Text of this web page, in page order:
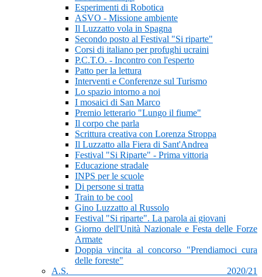
Esperimenti di Robotica
ASVO - Missione ambiente
Il Luzzatto vola in Spagna
Secondo posto al Festival "Si riparte"
Corsi di italiano per profughi ucraini
P.C.T.O. - Incontro con l'esperto
Patto per la lettura
Interventi e Conferenze sul Turismo
Lo spazio intorno a noi
I mosaici di San Marco
Premio letterario "Lungo il fiume"
Il corpo che parla
Scrittura creativa con Lorenza Stroppa
Il Luzzatto alla Fiera di Sant'Andrea
Festival "Si Riparte" - Prima vittoria
Educazione stradale
INPS per le scuole
Di persone si tratta
Train to be cool
Gino Luzzatto al Russolo
Festival "Si riparte". La parola ai giovani
Giorno dell'Unità Nazionale e Festa delle Forze
Armate
Doppia vincita al concorso "Prendiamoci cura
delle foreste"
A.S. 2020/21